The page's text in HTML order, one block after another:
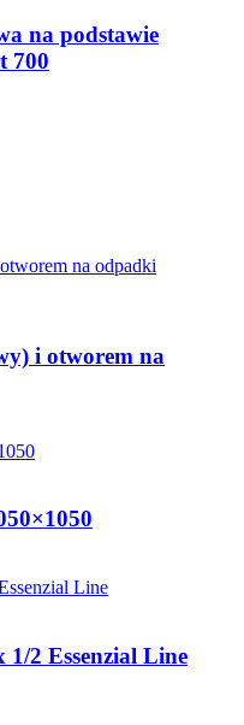
na podstawie
700
i otworem na
1/2 Essenzial Line